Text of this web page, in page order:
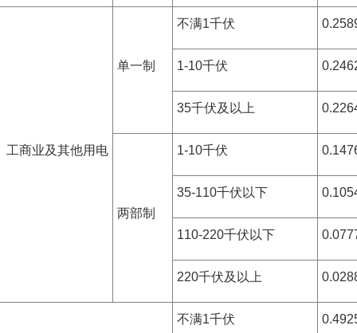
工商业及其他用电
单一制
不满1千伏
1-10千伏
35千伏及以上
两部制
1-10千伏
35-110千伏以下
110-220千伏以下
220千伏及以上
不满1千伏